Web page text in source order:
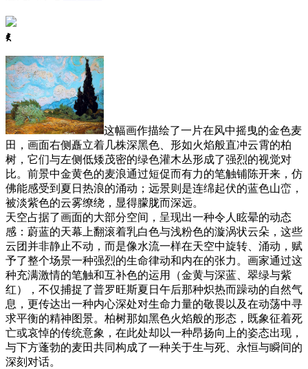
ꈅ
这幅画作描绘了一片在风中摇曳的金色麦
田，画面右侧矗立着几株深黑色、形如火焰般直冲云霄的柏
树，它们与左侧低矮茂密的绿色灌木丛形成了强烈的视觉对
比。前景中金黄色的麦浪通过短促而有力的笔触铺陈开来，仿
佛能感受到夏日热浪的涌动；远景则是连绵起伏的蓝色山峦，
被淡紫色的云雾缭绕，显得朦胧而深远。
天空占据了画面的大部分空间，呈现出一种令人眩晕的动态
感：蔚蓝的天幕上翻滚着乳白色与浅粉色的漩涡状云朵，这些
云团并非静止不动，而是像水流一样在天空中旋转、涌动，赋
予了整个场景一种强烈的生命律动和内在的张力。画家通过这
种充满激情的笔触和互补色的运用（金黄与深蓝、翠绿与紫
红），不仅捕捉了普罗旺斯夏日午后那种炽热而躁动的自然气
息，更传达出一种内心深处对生命力量的敬畏以及在动荡中寻
求平衡的精神图景。柏树那如黑色火焰般的形态，既象征着死
亡或哀悼的传统意象，在此处却以一种昂扬向上的姿态出现，
与下方蓬勃的麦田共同构成了一种关于生与死、永恒与瞬间的
深刻对话。